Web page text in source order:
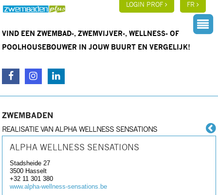
LOGIN PROF FR
VIND EEN ZWEMBAD-, ZWEMVIJVER-, WELLNESS- OF
POOLHOUSEBOUWER IN JOUW BUURT EN VERGELIJK!
ZWEMBADEN
REALISATIE VAN ALPHA WELLNESS SENSATIONS
ALPHA WELLNESS SENSATIONS
Stadsheide 27
3500 Hasselt
+32 11 301 380
www.alpha-wellness-sensations.be